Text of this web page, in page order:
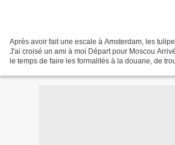
Après avoir fait une escale à Amsterdam, les
J'ai croisé un ami à moi Départ pour Moscou
le temps de faire les formalités à la douane, de